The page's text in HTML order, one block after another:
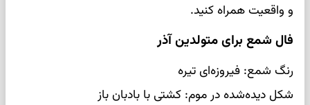
و واقعیت همراه کنید.
فال شمع برای متولدین آذر
رنگ شمع: فیروزه‌ای تیره
شکل دیده‌شده در موم: کشتی با بادبان باز